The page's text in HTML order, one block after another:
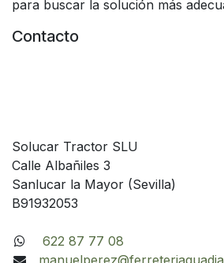
para buscar la solución más
Contacto
Solucar Tractor SLU
Calle Albañiles 3
Sanlucar la Mayor (Sevilla)
B91932053
622 87 77 08